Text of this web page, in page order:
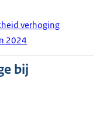
verhoging
2024
bij